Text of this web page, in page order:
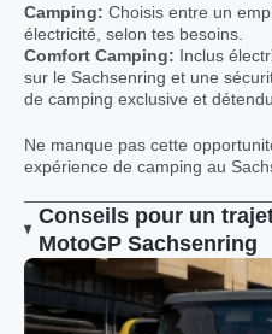
Camping: Choisis entre un
électricité, selon tes besoins.
Comfort Camping: Inclus
sur le Sachsenring et une
de camping exclusive et
Ne manque pas cette
expérience de camping au
Conseils pour un
MotoGP Sachsenring